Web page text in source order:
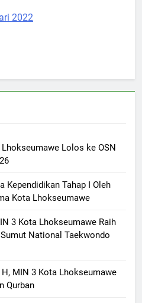
2022
Lolos ke OSN
Kependidikan Tahap I Oleh
Kota Lhokseumawe
3 Kota Lhokseumawe Raih
National Taekwondo
MIN 3 Kota Lhokseumawe
Qurban